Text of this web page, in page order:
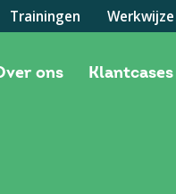
Trainingen Werkwijze
ons Klantcases